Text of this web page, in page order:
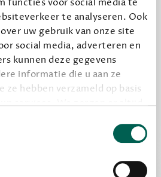
functies voor social media te
te analyseren. Ook
uw gebruik van onze site
social media, adverteren en
kunnen deze gegevens
informatie die u aan ze
hebben verzameld op basis
er niet onnodig data van je
persoonsgegevens delen
lezer met 6 boeken
de sluier, zodat je kunt